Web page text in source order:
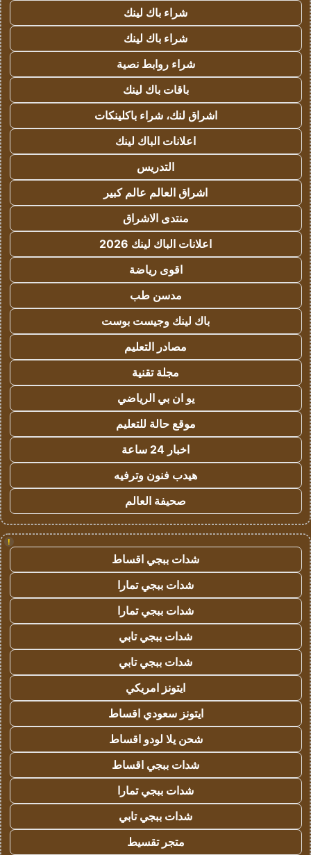
شراء باك لينك
شراء باك لينك
شراء روابط نصية
باقات باك لينك
اشراق لنك، شراء باكلينكات
اعلانات الباك لينك
التدريس
اشراق العالم عالم كبير
منتدى الاشراق
اعلانات الباك لينك 2026
اقوى رياضة
مدسن طب
باك لينك وجيست بوست
مصادر التعليم
مجلة تقنية
يو ان بي الرياضي
موقع حالة للتعليم
اخبار 24 ساعة
هيدب فنون وترفيه
صحيفة العالم
!
شدات ببجي اقساط
شدات ببجي تمارا
شدات ببجي تمارا
شدات ببجي تابي
شدات ببجي تابي
ايتونز امريكي
ايتونز سعودي اقساط
شحن يلا لودو اقساط
شدات ببجي اقساط
شدات ببجي تمارا
شدات ببجي تابي
متجر تقسيط